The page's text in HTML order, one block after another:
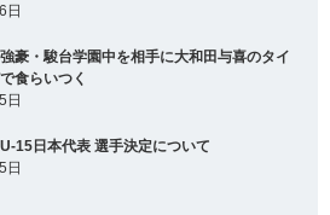
日
豪・駿台学園中を相手に大和田与喜のタイ
食らいつく
日
15日本代表 選手決定について
日